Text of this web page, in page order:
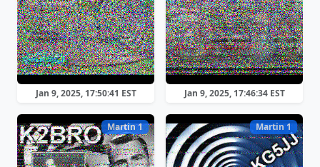
Jan 9, 2025, 17:50:41 EST Jan 9, 2025, 17:46:34 EST
Martin 1 Martin 1